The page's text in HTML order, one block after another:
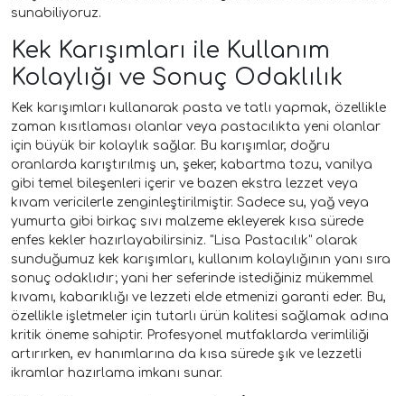
sunabiliyoruz.
Kek Karışımları ile Kullanım
Kolaylığı ve Sonuç Odaklılık
Kek karışımları kullanarak pasta ve tatlı yapmak, özellikle
zaman kısıtlaması olanlar veya pastacılıkta yeni olanlar
için büyük bir kolaylık sağlar. Bu karışımlar, doğru
oranlarda karıştırılmış un, şeker, kabartma tozu, vanilya
gibi temel bileşenleri içerir ve bazen ekstra lezzet veya
kıvam vericilerle zenginleştirilmiştir. Sadece su, yağ veya
yumurta gibi birkaç sıvı malzeme ekleyerek kısa sürede
enfes kekler hazırlayabilirsiniz. "Lisa Pastacılık" olarak
sunduğumuz kek karışımları, kullanım kolaylığının yanı sıra
sonuç odaklıdır; yani her seferinde istediğiniz mükemmel
kıvamı, kabarıklığı ve lezzeti elde etmenizi garanti eder. Bu,
özellikle işletmeler için tutarlı ürün kalitesi sağlamak adına
kritik öneme sahiptir. Profesyonel mutfaklarda verimliliği
artırırken, ev hanımlarına da kısa sürede şık ve lezzetli
ikramlar hazırlama imkanı sunar.